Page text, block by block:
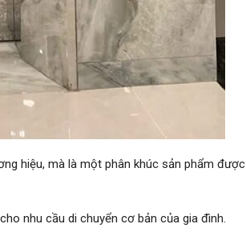
hiệu, mà là một phân khúc sản phẩm được
nhu cầu di chuyển cơ bản của gia đình.